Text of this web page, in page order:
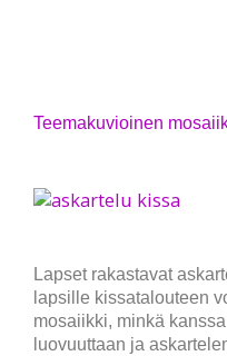
Teemakuvioinen
Lapset rakastavat
lapsille kissatalouteen
mosaiikki, minkä
luovuuttaan ja